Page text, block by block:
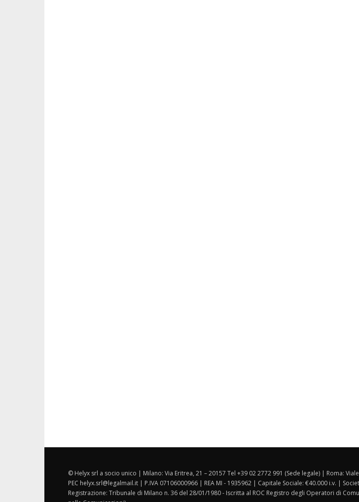
© Helyx srl a socio unico | Milano: Via Eritrea, 21 – 20157 Tel +39 02 2772 991 (Sede legale) | Roma:
PEC helyx.srl@legalmail.it | P.IVA 07106000966 | REA MI - 1935962 | Capitale Sociale: €40.000 i.v. |
Registrazione: Tribunale di Milano n. 36 del 28/01/1980 - Iscritta al ROC Registro degli Operatori di